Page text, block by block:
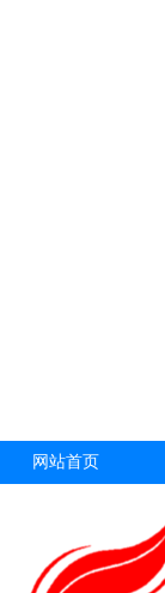
网站首页